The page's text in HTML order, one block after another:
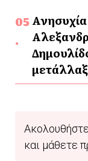
και μάθετε